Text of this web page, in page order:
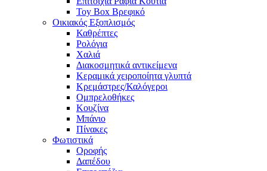
Toy Box Βρεφικό
Οικιακός Εξοπλισμός
Καθρέπτες
Ρολόγια
Χαλιά
Διακοσμητικά αντικείμενα
Κεραμικά χειροποίητα γλυπτά
Κρεμάστρες/Καλόγεροι
Ομπρελοθήκες
Κουζίνα
Μπάνιο
Πίνακες
Φωτιστικά
Οροφής
Δαπέδου